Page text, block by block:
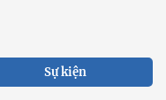
Sự kiện